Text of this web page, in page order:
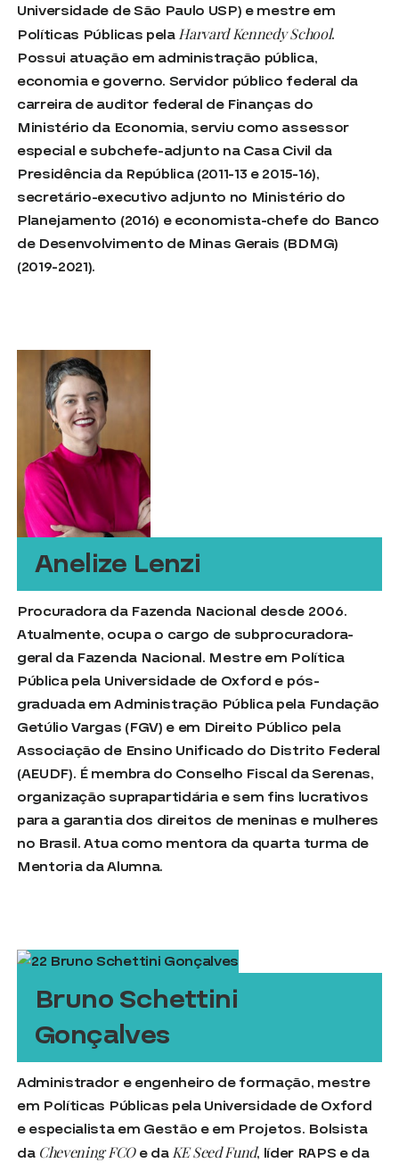
Universidade de São Paulo USP) e mestre em
Políticas Públicas pela Harvard Kennedy School.
Possui atuação em administração pública,
economia e governo. Servidor público federal da
carreira de auditor federal de Finanças do
Ministério da Economia, serviu como assessor
especial e subchefe-adjunto na Casa Civil da
Presidência da República (2011-13 e 2015-16),
secretário-executivo adjunto no Ministério do
Planejamento (2016) e economista-chefe do Banco
de Desenvolvimento de Minas Gerais (BDMG)
(2019-2021).
Anelize Lenzi
Procuradora da Fazenda Nacional desde 2006.
Atualmente, ocupa o cargo de subprocuradora-
geral da Fazenda Nacional. Mestre em Política
Pública pela Universidade de Oxford e pós-
graduada em Administração Pública pela Fundação
Getúlio Vargas (FGV) e em Direito Público pela
Associação de Ensino Unificado do Distrito Federal
(AEUDF). É membra do Conselho Fiscal da Serenas,
organização suprapartidária e sem fins lucrativos
para a garantia dos direitos de meninas e mulheres
no Brasil. Atua como mentora da quarta turma de
Mentoria da Alumna.
Bruno Schettini
Gonçalves
Administrador e engenheiro de formação, mestre
em Políticas Públicas pela Universidade de Oxford
e especialista em Gestão e em Projetos. Bolsista
da Chevening FCOe da KE Seed Fund, líder RAPS e da